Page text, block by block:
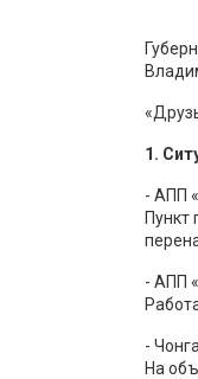
1.
- АПП
Пункт
- АПП
-
На